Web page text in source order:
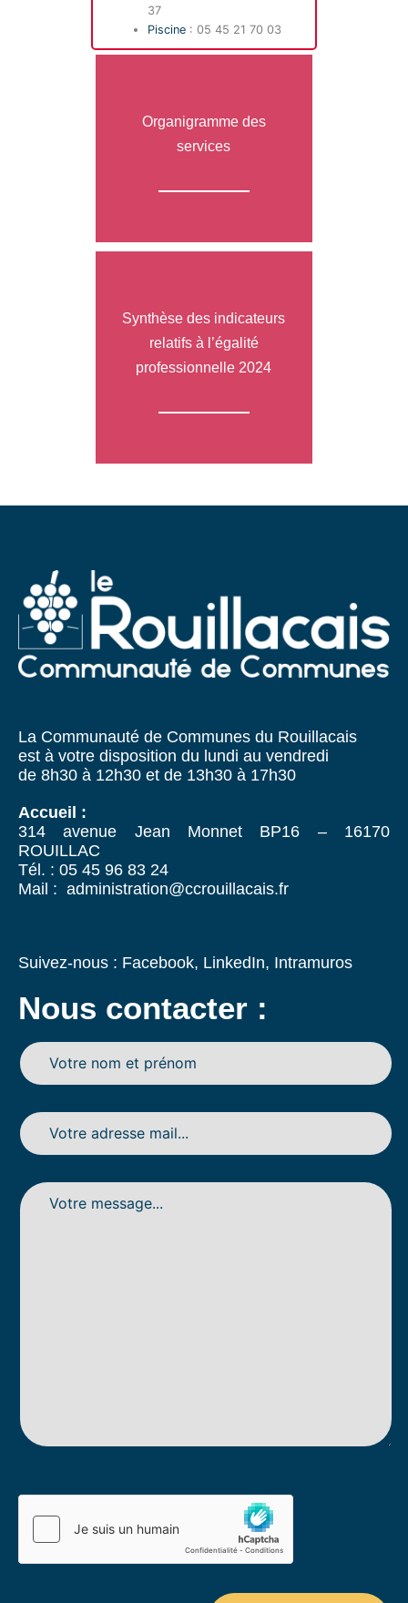
37
Piscine: 05 45 21 70 03
Organigramme des
services
Synthèse des indicateurs
relatifs à l’égalité
professionnelle 2024
La Communauté de Communes du Rouillacais
est à votre disposition du lundi au vendredi
de 8h30 à 12h30 et de 13h30 à 17h30
Accueil :
314 avenue Jean Monnet BP16 – 16170
ROUILLAC
Tél. : 05 45 96 83 24
Mail : administration@ccrouillacais.fr
Suivez-nous : Facebook, LinkedIn, Intramuros
Nous contacter :